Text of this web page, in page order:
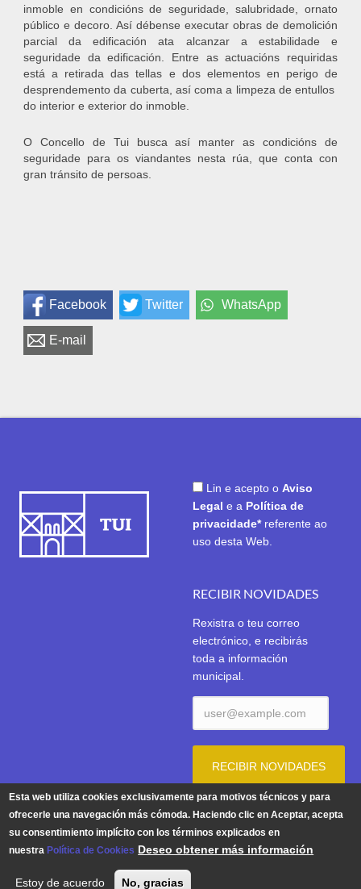
inmoble en condicións de seguridade, salubridade, ornato
público e decoro. Así débense executar obras de demolición
parcial da edificación ata alcanzar a estabilidade e
seguridade da edificación. Entre as actuacións requiridas
está a retirada das tellas e dos elementos en perigo de
desprendemento da cuberta, así coma a limpeza de entullos
do interior e exterior do inmoble.
O Concello de Tui busca así manter as condicións de
seguridade para os viandantes nesta rúa, que conta con
gran tránsito de persoas.
Facebook Twitter WhatsApp
E-mail
Lin e acepto o Aviso
Legal e a Política de
privacidade* referente ao
uso desta Web.
RECIBIR NOVIDADES
Rexistra o teu correo
electrónico, e recibirás
toda a información
municipal.
Aviso Legal |Política de Privacidade|Política de Cookies
© 2026 | Concello de Tui. Praza do Concello 1. 36700 TUI -
Esta web utiliza cookies exclusivamente para motivos técnicos y para
ofrecerle una navegación más cómoda. Haciendo clic en Aceptar, acepta
su consentimiento implícito con los términos explicados en
nuestra Política de Cookies Deseo obtener más información
Estoy de acuerdo No, gracias